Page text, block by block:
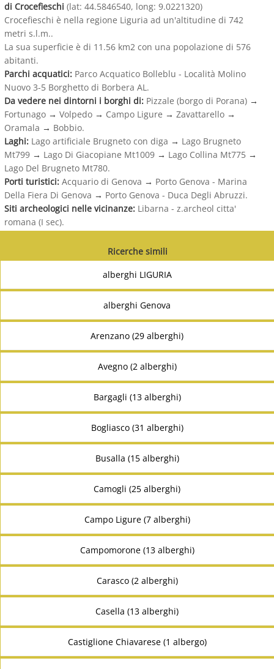
di Crocefieschi (lat: 44.5846540, long: 9.0221320)
Crocefieschi è nella regione Liguria ad un'altitudine di 742
metri s.l.m..
La sua superficie è di 11.56 km2 con una popolazione di 576
abitanti.
Parchi acquatici: Parco Acquatico Bolleblu - Località Molino
Nuovo 3-5 Borghetto di Borbera AL.
Da vedere nei dintorni i borghi di: Pizzale (borgo di Porana) →
Fortunago → Volpedo → Campo Ligure → Zavattarello →
Oramala → Bobbio.
Laghi: Lago artificiale Brugneto con diga → Lago Brugneto
Mt799 → Lago Di Giacopiane Mt1009 → Lago Collina Mt775 →
Lago Del Brugneto Mt780.
Porti turistici: Acquario di Genova → Porto Genova - Marina
Della Fiera Di Genova → Porto Genova - Duca Degli Abruzzi.
Siti archeologici nelle vicinanze: Libarna - z.archeol citta'
romana (I sec).
Ricerche simili
alberghi LIGURIA
alberghi Genova
Arenzano (29 alberghi)
Avegno (2 alberghi)
Bargagli (13 alberghi)
Bogliasco (31 alberghi)
Busalla (15 alberghi)
Camogli (25 alberghi)
Campo Ligure (7 alberghi)
Campomorone (13 alberghi)
Carasco (2 alberghi)
Casella (13 alberghi)
Castiglione Chiavarese (1 albergo)